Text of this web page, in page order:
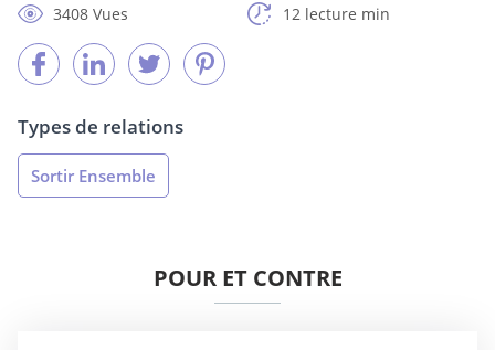
3408 Vues
12 lecture min
Types de relations
Sortir Ensemble
POUR ET CONTRE